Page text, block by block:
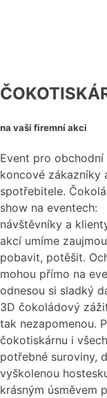
na vaši firemní akci
Event pro obchodní
koncové zákazníky
spotřebitele.
show na eventech:
návštěvníky a
akcí umíme
pobavit, potěšit.
mohou přímo na
odnesou si sladký
3D čokoládový
tak nezapomenou.
čokotiskárnu i
potřebné suroviny,
vyškolenou
krásným úsměvem